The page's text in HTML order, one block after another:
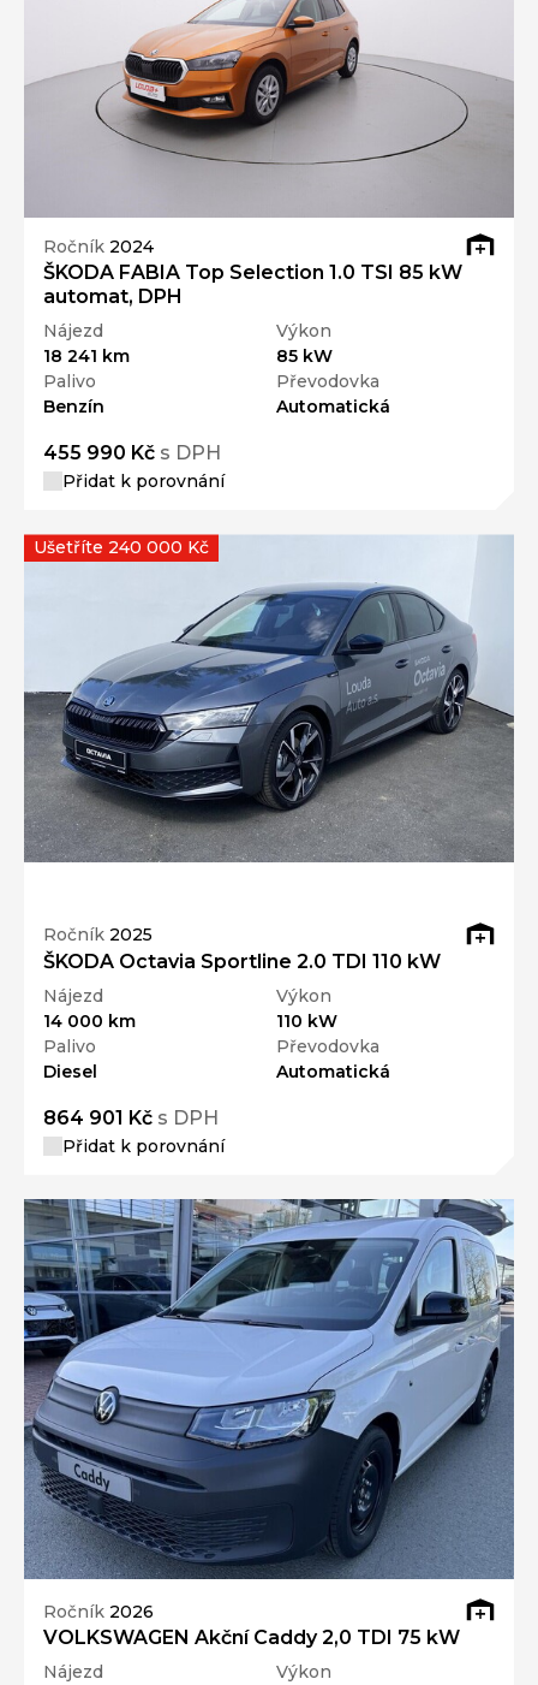
Ročník 2024
ŠKODA FABIA Top Selection 1.0 TSI 85 kW
automat, DPH
Nájezd
18 241 km
Výkon
85 kW
Palivo
Benzín
Převodovka
Automatická
455 990 Kč s DPH
Přidat k porovnání
Ročník 2025
ŠKODA Octavia Sportline 2.0 TDI 110 kW
Nájezd
14 000 km
Výkon
110 kW
Palivo
Diesel
Převodovka
Automatická
864 901 Kč s DPH
Přidat k porovnání
Ušetříte 240 000 Kč
Ročník 2026
VOLKSWAGEN Akční Caddy 2,0 TDI 75 kW
Nájezd
Výkon